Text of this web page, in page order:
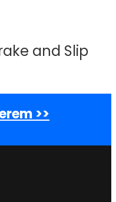
and Slip
>>